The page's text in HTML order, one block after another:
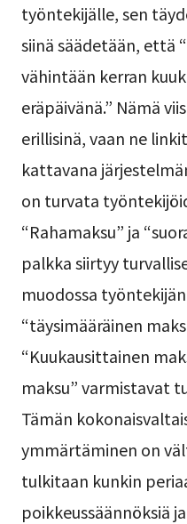
työntekijälle, sen
siinä säädetään, että
vähintään kerran
eräpäivänä.” Nämä
erillisinä, vaan ne
kattavana
on turvata
“Rahamaksu” ja
palkka siirtyy
muodossa
“täysimääräinen
“Kuukausittainen
maksu” varmistavat
Tämän
ymmärtäminen on
tulkitaan kunkin
poikkeussäännöksiä